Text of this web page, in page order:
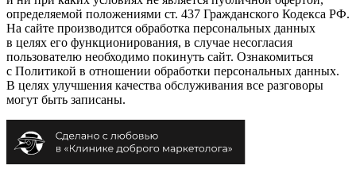
определяемой положениями ст. 437 Гражданского Кодекса РФ.
На сайте производится обработка персональных данных
в целях его функционирования, в случае несогласия
пользователю необходимо покинуть сайт. Ознакомиться
с Политикой в отношении обработки персональных данных.
В целях улучшения качества обслуживания все разговоры
могут быть записаны.